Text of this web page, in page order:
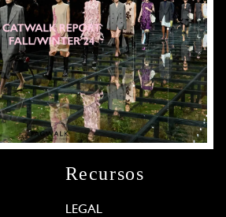
Recursos
LEGAL